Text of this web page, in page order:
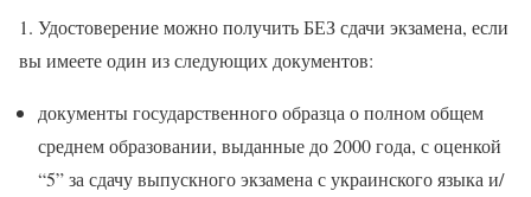
1. Удостоверение можно получить БЕЗ сдачи экзамена, если
вы имеете один из следующих документов:
документы государственного образца о полном общем
среднем образовании, выданные до 2000 года, с оценкой
“5” за сдачу выпускного экзамена с украинского языка и/